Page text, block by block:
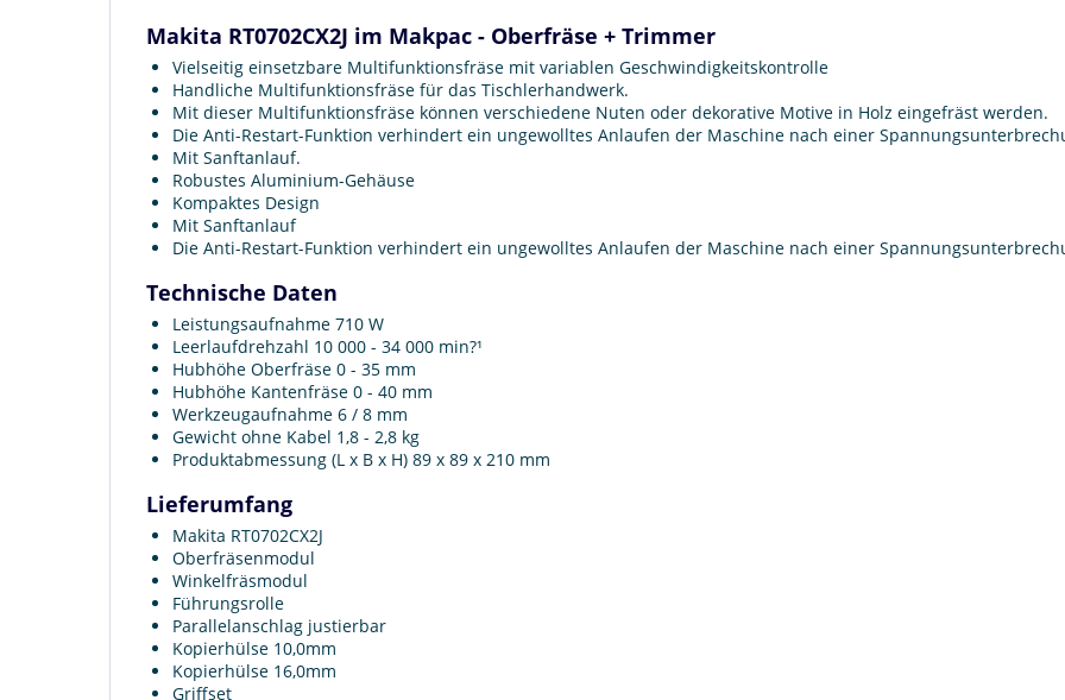
Makita RT0702CX2J im Makpac - Oberfräse + Trimmer
Vielseitig einsetzbare Multifunktionsfräse mit variablen Geschwindigkeitskontrolle
Handliche Multifunktionsfräse für das Tischlerhandwerk.
Mit dieser Multifunktionsfräse können verschiedene Nuten oder dekorative Motive in Holz eingefräst werden.
Die Anti-Restart-Funktion verhindert ein ungewolltes Anlaufen der Maschine nach einer
Mit Sanftanlauf.
Robustes Aluminium-Gehäuse
Kompaktes Design
Mit Sanftanlauf
Die Anti-Restart-Funktion verhindert ein ungewolltes Anlaufen der Maschine nach einer
Technische Daten
Leistungsaufnahme 710 W
Leerlaufdrehzahl 10 000 - 34 000 min?¹
Hubhöhe Oberfräse 0 - 35 mm
Hubhöhe Kantenfräse 0 - 40 mm
Werkzeugaufnahme 6 / 8 mm
Gewicht ohne Kabel 1,8 - 2,8 kg
Produktabmessung (L x B x H) 89 x 89 x 210 mm
Lieferumfang
Makita RT0702CX2J
Oberfräsenmodul
Winkelfräsmodul
Führungsrolle
Parallelanschlag justierbar
Kopierhülse 10,0mm
Kopierhülse 16,0mm
Griffset